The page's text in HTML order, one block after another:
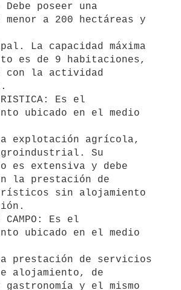
poseer una
menor a 200 hectáreas y
La capacidad máxima
es de 9 habitaciones,
con la actividad
Es el
ubicado en el medio
explotación agrícola,
Su
es extensiva y debe
la prestación de
sin alojamiento
CAMPO: Es el
ubicado en el medio
prestación de servicios
alojamiento, de
y el mismo